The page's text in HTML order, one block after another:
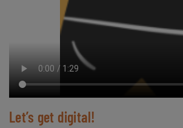
Let’s get digital!